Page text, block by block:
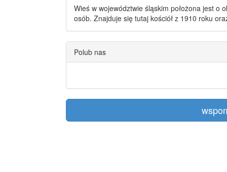
Wieś w województwie śląskim położona jest o
osób. Znajduje się tutaj kościół z 1910 roku
Polub nas